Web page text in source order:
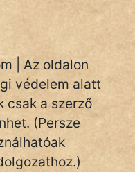
| Az oldalon
védelem alatt
csak a szerző
(Persze